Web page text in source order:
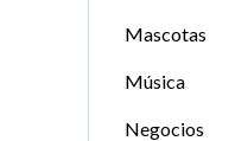
Mascotas
Música
Negocios